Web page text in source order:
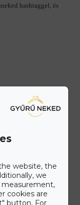
hashtaggel, és
website, the
we
measurement,
cookies are
button. For